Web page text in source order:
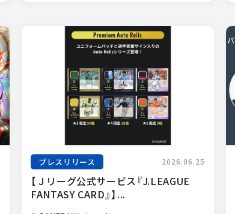
プレスリリース 2026.06.25
【Ｊリーグ公式サービス『J.LEAGUE
FANTASY CARD』】...